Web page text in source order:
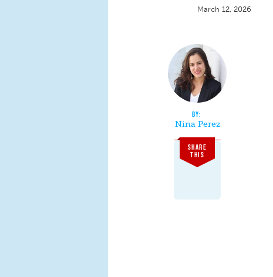
March 12, 2026
Nina Perez
SHARE
THIS